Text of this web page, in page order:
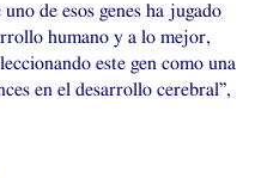
de esos genes ha jugado
humano y a lo mejor,
este gen como una
en el desarrollo cerebral”,